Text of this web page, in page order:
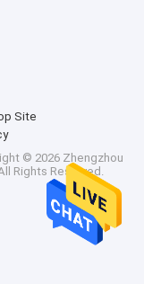
Site
© 2026 Zhengzhou
Rights Reserved.